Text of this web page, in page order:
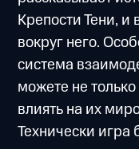
Крепости Тени,
вокруг него.
система
можете не
влиять на их
Технически